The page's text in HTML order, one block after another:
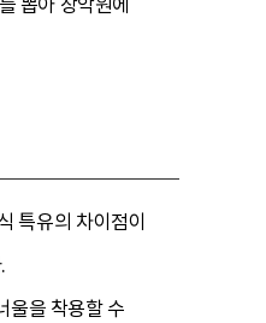
뽑아 장악원에
특유의 차이점이
울을 착용할 수